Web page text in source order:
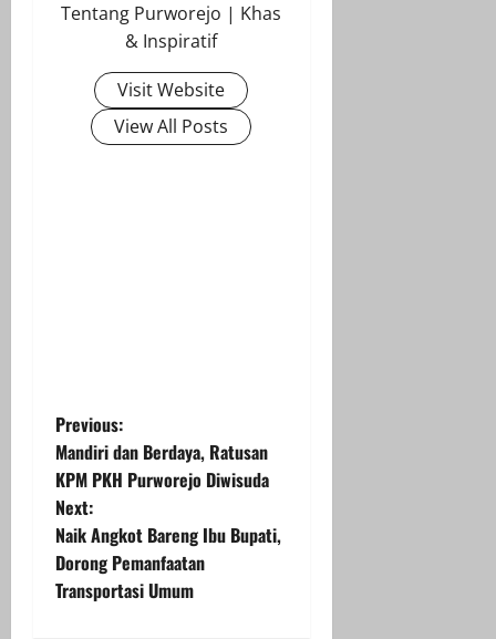
Tentang Purworejo | Khas
& Inspiratif
Visit Website
View All Posts
P
o
s
t
Previous:
Mandiri dan Berdaya, Ratusan
KPM PKH Purworejo Diwisuda
Next:
Naik Angkot Bareng Ibu Bupati,
Dorong Pemanfaatan
Transportasi Umum